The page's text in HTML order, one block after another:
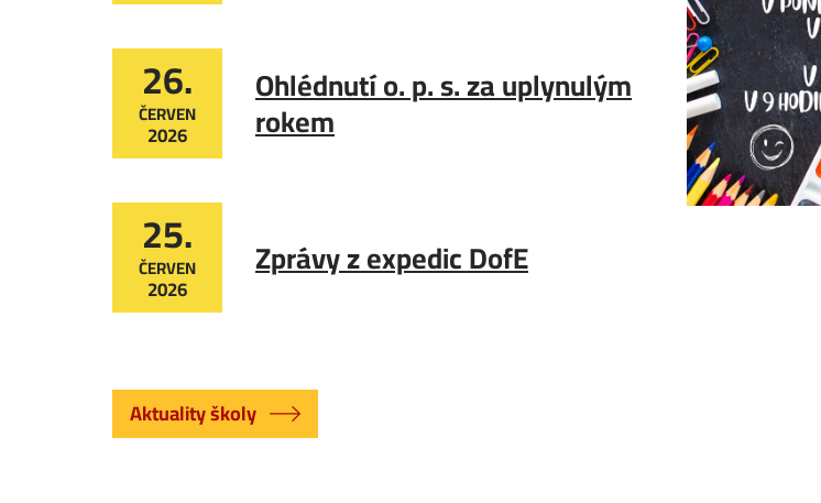
26.
ČERVEN
2026
Ohlédnutí o. p. s. za uplynulým
rokem
25.
ČERVEN
2026
Zprávy z expedic DofE
Aktuality školy